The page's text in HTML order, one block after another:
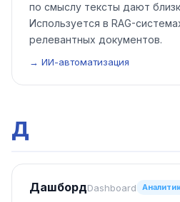
по смыслу тексты дают
Используется в RAG-
релевантных документов.
→ ИИ-автоматизация
Д
ДашбордDashboard